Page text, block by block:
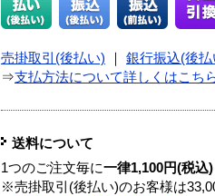
売掛取引(後払い) 銀行振込(後払
⇒支払方法について詳しくはこち
送料について
1つのご注文毎に一律1,100円(税込)
※売掛取引(後払い)のお客様は